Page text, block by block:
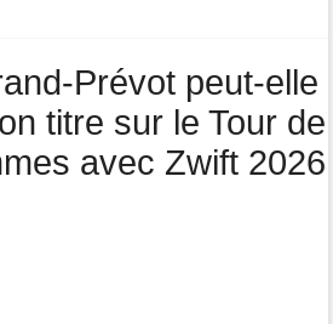
Prévot peut-elle
titre sur le Tour de
avec Zwift 2026